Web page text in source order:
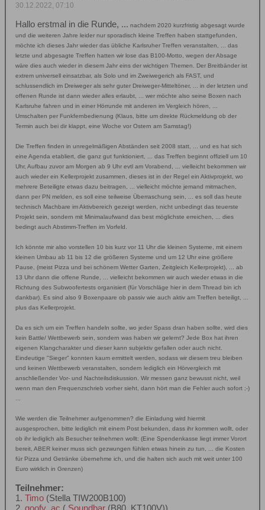
30.12.2022, 07:10
Hallo erstmal in die Runde, ... nachdem 2020 kurzfristig abgesagt wurde
und die weiteren Jahre leider nur sporadisch kleine Treffen haben stattgefunden,
möchte ich dieses Jahr wieder das übliche Karlsruher Treffen veranstalten, ... das
letzte und abgesagte Treffen hatten wir lose das B100-Motto, wegen der Absage
wäre dies auch wieder in diesem Jahr eins der wichtigen Themen. Der Breitbänder ist
extrem universell einsatzbar, als Solo und im Zweiwegerich als FAST, und
schlussendlich im Dreiweger als sehr guter Dreiweger-Mitteltöner, ... in der letzten und
offenen Runde ist dann wieder alles erlaubt, ... wer möchte also seine Boxen nach
Karlsruhe fahren und in einer Hörrunde mit anderen im Vergleich hören, ...
Umschalten per Funkfernbedienung (Klaus, bitte um direkte Rückmeldung ob der
Termin auch bei dir klappt, eine Woche vor Ostern am Samstag!)
Die Treffen finden in unregelmäßigen Abständen seit 2008 statt, ... und es hat sich
eine Agenda etabliert, die ganz gut funktioniert, ... das Treffen beginnt offiziell um 10
Uhr, Aufbau zuvor am Morgen ab 9 Uhr evtl am Vorabend, ... vielleicht bekommen wir
auch wieder ein Kellerprojekt zusammen, dieses ist in der Regel ein Aktivprojekt, wo
mehrere Beteiligte etwas dazu beitragen, ... vielleicht möchte jemand mitmachen,
dann per PN melden, es soll eine teilweise Überraschung sein, ... es soll das heute
technisch Machbare im Aktivbereich gezeigt werden, nicht unbedingt das teuerste
Projekt sein, sondern mit Minimalaufwand das best möglichste erreichen, ... dies
bedingt auch Abstimm-Treffen im Vorfeld.
Ich könnte mir also vorstellen 10 bis kurz vor 11 Uhr die kleinen Systeme, mit einem
kleinen Umbau ab 11 bis 12 die größeren Systeme und um 12 Uhr eine größere
Pause, (meist Pizza und bei schönem Wetter Garten, Zeitgleich Kellerprojekt), ... ab
13 Uhr dann die offene Runde, ... vielleicht bekommen wir auch wieder etwas in die
Richtung des Subwoofertests organisiert (für Vorschläge hier in dem Thread bin ich
dankbar). Es sind also 9 Boxenpaare ob passiv wie auch aktiv am Treffen beteiligt, ...
plus das Kellerprojekt.
Da es sich um ein Treffen handeln sollte, wo jeder Spass dran haben sollte, wird dies
kein Battle/ Wettbewerb sein, sondern was haben wir gelernt? Jede Box hat ihren
eigenen Klangcharakter und dieser kann subjektiv gefallen oder auch nicht.
Eindeutige "Sieger" konnten kaum ermittelt werden, sodass wir diesem treu bleiben
und keinen Wettbewerb veranstalten, sondern lediglich ein Hörvergleich mit
anschließender Vor- und Nachteilsdiskussion. Wir messen ganz bewusst nicht, weil
wenn man den Frequenzschrieb vorher sieht, dann hört man die Fehler auch sofort ;-)
Wie werden die Teilnehmer aufgenommen? die Einladung wird hiermit
ausgesprochen, bitte lediglich mit einem Post bekunden, dass ihr kommen wollt, oder
ob ihr lediglich als Besucher teilnehmen wollt: (Eine Spendenkasse liegt immer Vorort
bereit, ABER keiner muss sich gezwungen fühlen etwas hinein zu tun, ... die Kosten
für Pizza und Getränke übernehme ich, und die halten sich auch mit weit unter 100
Euro wirklich in Grenzen)
Teilnehmer:
1. Timo (Stella TIW200B100)
2. goofy_ac ( Soundbar (B80, KT100V))